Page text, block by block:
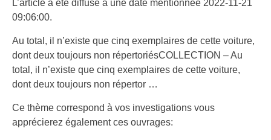
L’article a été diffusé à une date mentionnée 2022-11-21
09:06:00.
Au total, il n’existe que cinq exemplaires de cette voiture,
dont deux toujours non répertoriésCOLLECTION – Au
total, il n’existe que cinq exemplaires de cette voiture,
dont deux toujours non répertor …
Ce thème correspond à vos investigations vous
apprécierez également ces ouvrages: